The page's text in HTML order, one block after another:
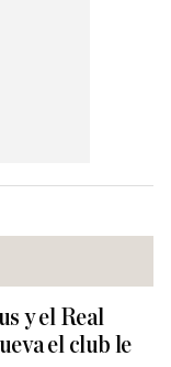
y el Real
el club le